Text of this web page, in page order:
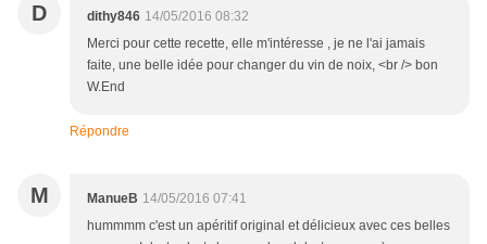
D dithy846 14/05/2016 08:32
Merci pour cette recette, elle m'intéresse , je ne l'ai jamais
faite, une belle idée pour changer du vin de noix, <br /> bon
W.End
Répondre
M ManueB 14/05/2016 07:41
hummmm c'est un apéritif original et délicieux avec ces belles